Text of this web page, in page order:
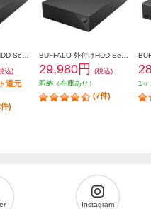
込)
還元
)
29,980円
(税込)
即納（在庫あり）
(7件)
1ヶ
Instagram